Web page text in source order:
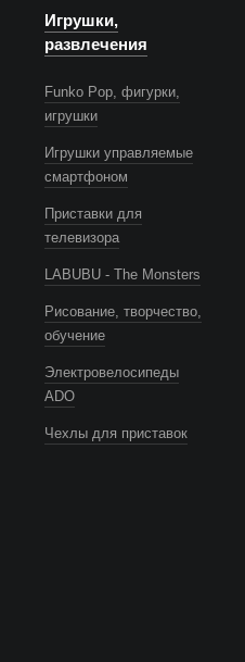
Игрушки,
развлечения
Funko Pop, фигурки,
игрушки
Игрушки управляемые
смартфоном
Приставки для
телевизора
LABUBU - The Monsters
Рисование, творчество,
обучение
Электровелосипеды
ADO
Чехлы для приставок